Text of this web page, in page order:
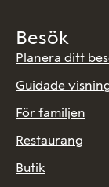
Besök
Planera ditt
Guidade
För familjen
Restaurang
Butik